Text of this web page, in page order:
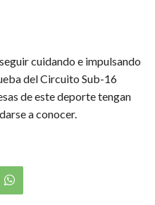
cuidando e impulsando
del Circuito Sub-16
de este deporte tengan
a conocer.